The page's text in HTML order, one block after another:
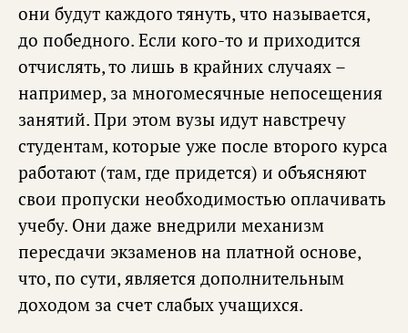
они будут каждого тянуть, что называется,
до победного. Если кого-то и приходится
отчислять, то лишь в крайних случаях –
например, за многомесячные непосещения
занятий. При этом вузы идут навстречу
студентам, которые уже после второго курса
работают (там, где придется) и объясняют
свои пропуски необходимостью оплачивать
учебу. Они даже внедрили механизм
пересдачи экзаменов на платной основе,
что, по сути, является дополнительным
доходом за счет слабых учащихся.